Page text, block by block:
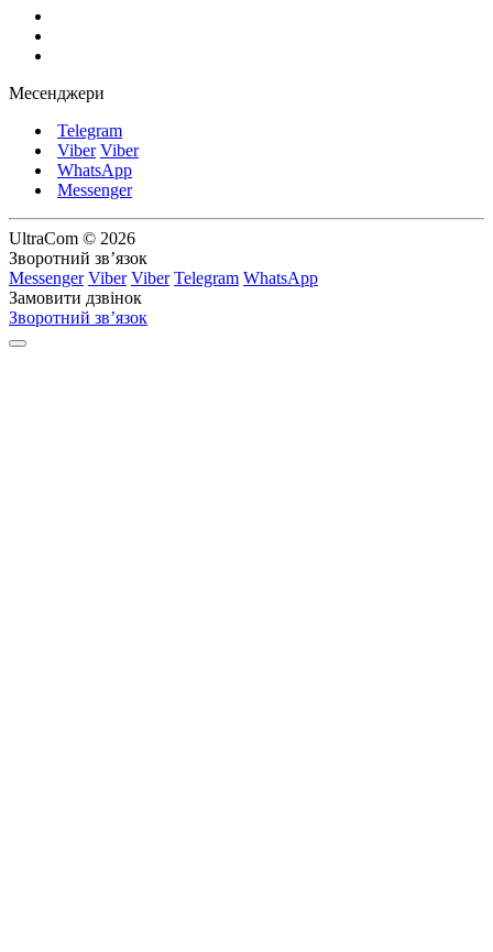
Месенджери
Telegram
Viber Viber
WhatsApp
Messenger
UltraCom © 2026
Зворотний зв’язок
Messenger Viber Viber Telegram WhatsApp
Замовити дзвінок
Зворотний зв’язок